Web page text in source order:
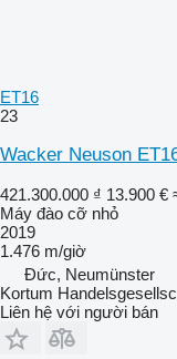
ET16
23
Wacker Neuson
421.300.000 ₫ 13.900 €
Máy đào cỡ nhỏ
2019
1.476 m/giờ
Đức, Neumünster
Kortum
Liên hệ với người bán